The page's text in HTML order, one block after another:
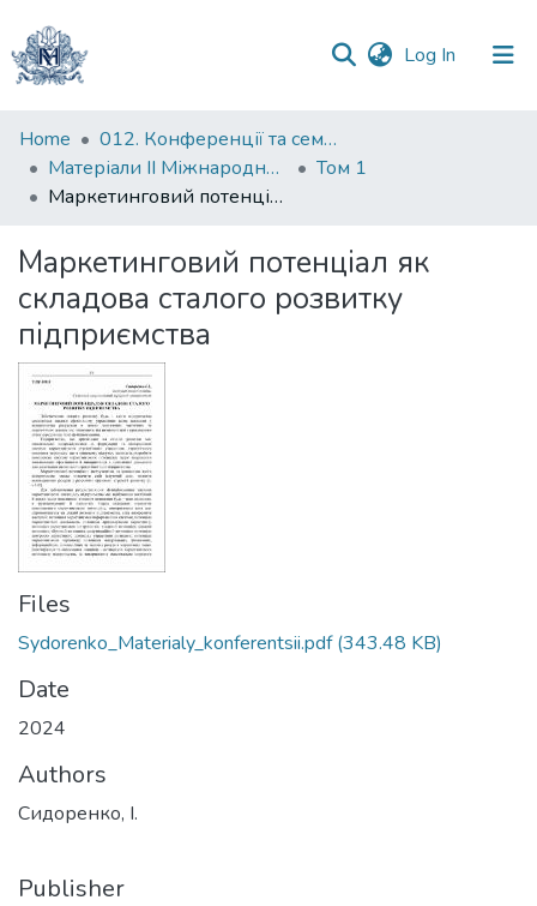
Log In (current)
Communities
&
Collections
Statistics
Home
012. Конференції та семінари НаУКМА
Матеріали II Міжнародної науково-практичної конференції "Менеджмент та маркетинг як фактори розвитку бізнесу", 17-19 квітня 2024 р.
Том 1
Маркетинговий потенціал як складова сталого розвитку підприємства
Маркетинговий потенціал як
складова сталого розвитку
підприємства
Files
Sydorenko_Materialy_konferentsii.pdf(343.48 KB)
Date
2024
Authors
Сидоренко, І.
Publisher